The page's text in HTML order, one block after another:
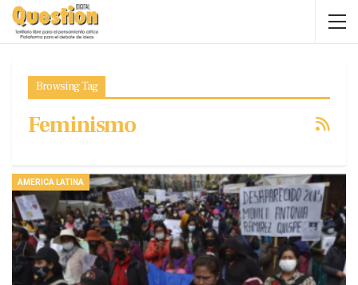
Browsing Tag
Feminismo
AMERICA LATINA